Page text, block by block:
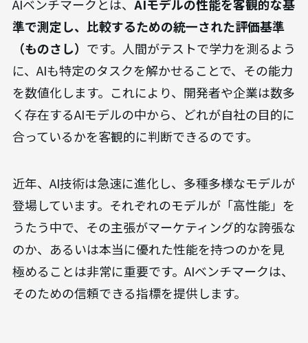
AIベンチマークとは、 AIモデルの性能を客観的な基
準で測定し、比較するための統一された評価基準
（ものさし） です。人間がテストで学力を測るよう
に、AIも特定のタスクを解かせることで、その能力
を数値化します。これにより、開発者や企業は数多
く存在するAIモデルの中から、どれが自社の目的に
合っているかを客観的に判断できるのです。
近年、AI技術は急速に進化し、多種多様なモデルが
登場しています。それぞれのモデルが「高性能」を
うたう中で、その主張がマーケティング的な誇張な
のか、あるいは本当に優れた性能を持つのかを見
極めることは非常に重要です。AIベンチマークは、
そのための信頼できる指標を提供します。